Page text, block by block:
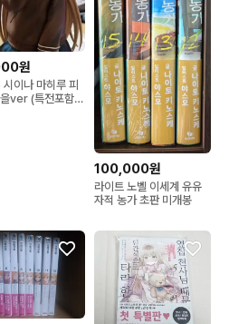
원
이나 마히루 피
ver (특전포함)
100,000원
라이트 노벨 이세계 유유
자적 농가 초판 미개봉